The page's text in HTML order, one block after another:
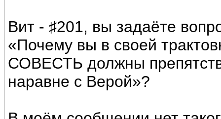
Вит - ♯201, вы задаёте
«Почему вы в своей
СОВЕСТЬ должны
наравне с Верой»?